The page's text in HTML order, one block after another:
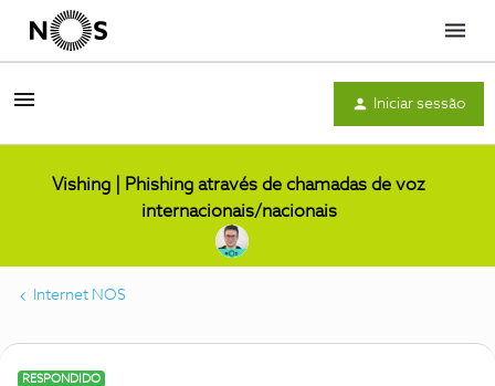
Menu
Iniciar sessão
Vishing | Phishing através de chamadas de voz
internacionais/nacionais
Internet NOS
RESPONDIDO